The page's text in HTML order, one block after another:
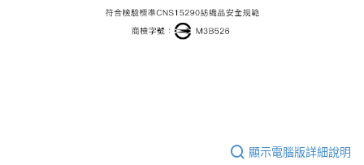
顯示電腦版詳細說明